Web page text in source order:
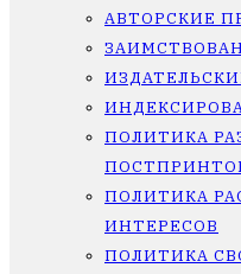
АВТОРСКИЕ
ПОЛИТИКА
ПОЛИТИКА
ИНТЕРЕСОВ
ПОЛИТИКА